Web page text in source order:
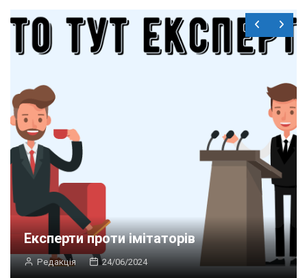
Експерти проти імітаторів
Редакція 24/06/2024